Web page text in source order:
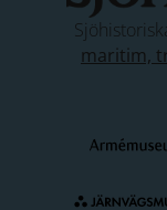
maritim,